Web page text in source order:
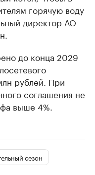
горячую воду
директор АО
до конца 2029
рублей. При
соглашения не
выше 4%.
сезон